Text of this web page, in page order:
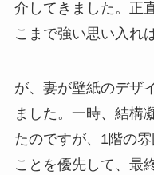
介してきました。正
こまで強い思い入れ
が、妻が壁紙のデザ
ました。一時、結構
たのですが、1階の
ことを優先して、最